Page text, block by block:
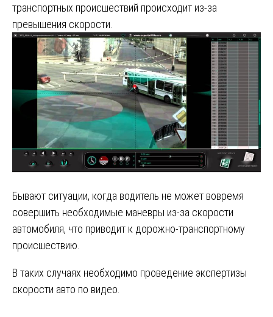
транспортных происшествий происходит из-за
превышения скорости.
Бывают ситуации, когда водитель не может вовремя
совершить необходимые маневры из-за скорости
автомобиля, что приводит к дорожно-транспортному
происшествию.
В таких случаях необходимо проведение экспертизы
скорости авто по видео.